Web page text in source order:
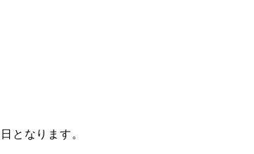
となります。